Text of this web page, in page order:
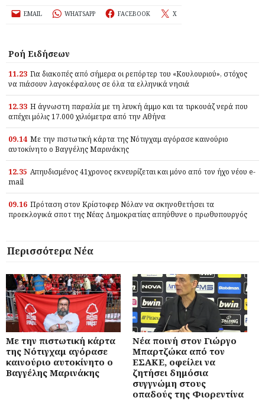
EMAIL WHATSAPP FACEBOOK X
Ροή Ειδήσεων
11.23 Για διακοπές από σήμερα οι ρεπόρτερ του «Κουλουριού», στόχος
να πιάσουν λαγοκέφαλους σε όλα τα ελληνικά νησιά
12.33 Η άγνωστη παραλία με τη λευκή άμμο και τα τιρκουάζ νερά που
απέχει μόλις 17.000 χιλιόμετρα από την Αθήνα
09.14 Με την πιστωτική κάρτα της Νότιγχαμ αγόρασε καινούριο
αυτοκίνητο ο Βαγγέλης Μαρινάκης
12.35 Απηυδισμένος 41χρονος εκνευρίζεται και μόνο από τον ήχο νέου e-
mail
09.16 Πρόταση στον Κρίστοφερ Νόλαν να σκηνοθετήσει τα
προεκλογικά σποτ της Νέας Δημοκρατίας απηύθυνε ο πρωθυπουργός
Περισσότερα Νέα
Με την πιστωτική κάρτα
της Νότιγχαμ αγόρασε
καινούριο αυτοκίνητο ο
Βαγγέλης Μαρινάκης
Νέα ποινή στον Γιώργο
Μπαρτζώκα από τον
ΕΣΑΚΕ, οφείλει να
ζητήσει δημόσια
συγγνώμη στους
οπαδούς της Φιορεντίνα